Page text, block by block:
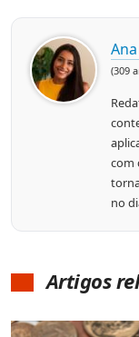
(309
com
no
Artigos